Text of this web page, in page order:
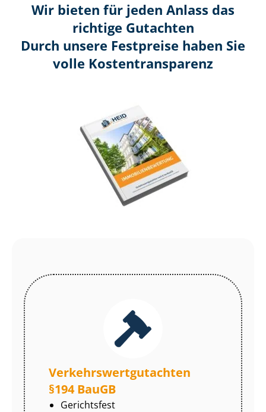
Wir bieten für jeden Anlass das
richtige Gutachten
Durch unsere Festpreise haben Sie
volle Kosten­transparenz
Ver­kehrs­wert­gut­ach­ten
§194 BauGB
Gerichtsfest